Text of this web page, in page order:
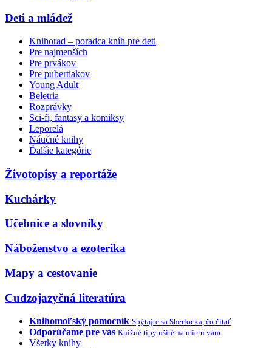
Deti a mládež
Knihorad – poradca kníh pre deti
Pre najmenších
Pre prvákov
Pre pubertiakov
Young Adult
Beletria
Rozprávky
Sci-fi, fantasy a komiksy
Leporelá
Náučné knihy
Ďalšie kategórie
Životopisy a reportáže
Kuchárky
Učebnice a slovníky
Náboženstvo a ezoterika
Mapy a cestovanie
Cudzojazyčná literatúra
Knihomoľský pomocník Spýtajte sa Sherlocka, čo čítať
Odporúčame pre vás Knižné tipy ušité na mieru vám
Všetky knihy